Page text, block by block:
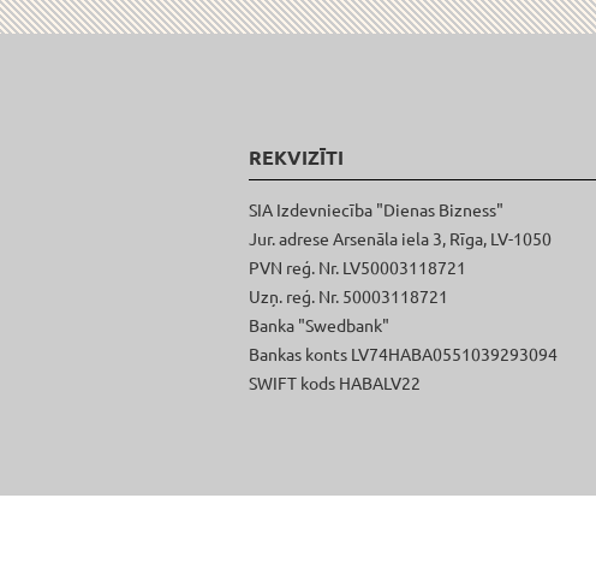
REKVIZĪTI
SIA Izdevniecība "Dienas Bizness"
Jur. adrese Arsenāla iela 3, Rīga, LV-1050
PVN reģ. Nr. LV50003118721
Uzņ. reģ. Nr. 50003118721
Banka "Swedbank"
Bankas konts LV74HABA0551039293094
SWIFT kods HABALV22